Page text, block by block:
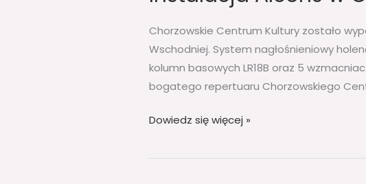
Chorzowskie Centrum Kultury zostało
Wschodniej. System nagłośnieniowy
kolumn basowych LR18B oraz 5
bogatego repertuaru Chorzowskiego
Dowiedz się więcej »